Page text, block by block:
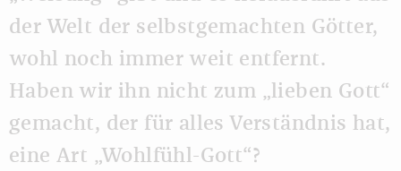
der Welt der selbstgemachten Götter,
wohl noch immer weit entfernt.
Haben wir ihn nicht zum „lieben Gott“
gemacht, der für alles Verständnis hat,
eine Art „Wohlfühl-Gott“?